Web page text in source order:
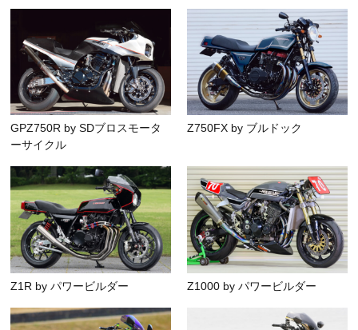
GPZ750R by SDブロスモータ
ーサイクル
Z750FX by ブルドック
Z1R by パワービルダー Z1000 by パワービルダー